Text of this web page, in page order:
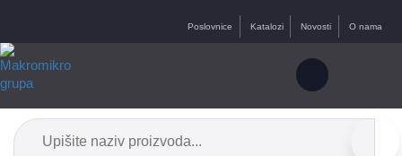
Poslovnice Katalozi Novosti O nama